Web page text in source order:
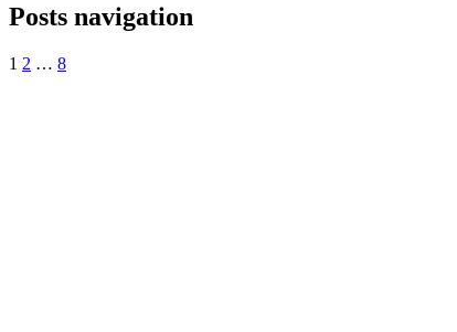
Posts navigation
1 2 … 8